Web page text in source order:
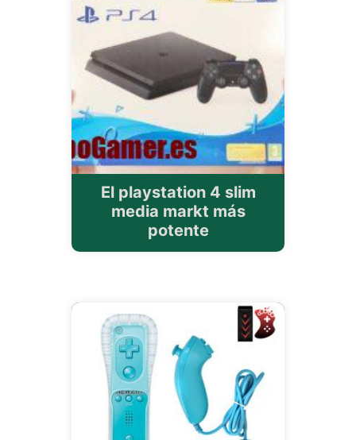
El playstation 4 slim
media markt más
potente